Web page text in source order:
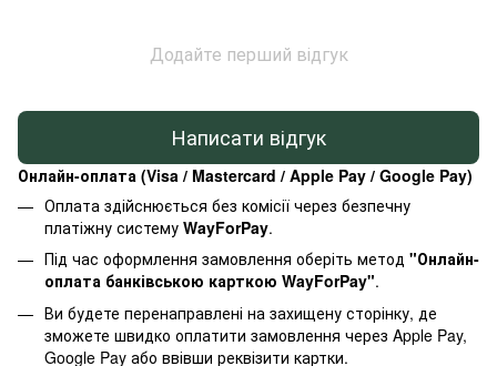
Додайте перший відгук
Написати відгук
Онлайн-оплата (Visa / Mastercard / Apple Pay / Google Pay)
Оплата здійснюється без комісії через безпечну
платіжну систему WayForPay.
Під час оформлення замовлення оберіть метод "Онлайн-
оплата банківською карткою WayForPay".
Ви будете перенаправлені на захищену сторінку, де
зможете швидко оплатити замовлення через Apple Pay,
Google Pay або ввівши реквізити картки.